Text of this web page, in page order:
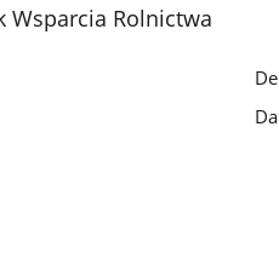
Wsparcia Rolnictwa